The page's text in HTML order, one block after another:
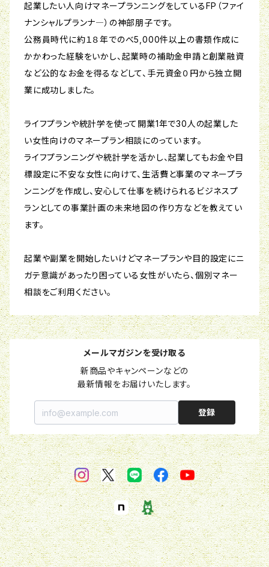
起業したい人向けマネープランニングをしているFP（ファイ
ナンシャルプランナ―）の神部朋子です。
公務員時代に約１８年でのべ5,000件以上の書類作成に
かかわった経験をいかし、起業時の補助金申請と創業融資
など公的なお金を得るなどして、手元資金０円から独立開
業に成功しました。
ライフプランや統計学を使って開業1年で30人の起業した
い女性向けのマネープラン相談にのっています。
ライフプランニングや統計学を活かし、起業してもお金や目
標設定に不安な女性に向けて、生活費と事業のマネープラ
ンニングを作成し、安心して仕事を続けられるビジネスプ
ランとしての事業計画の未来地図の作り方などを教えてい
ます。
起業や副業を開始したいけどマネープランや目的設定にニ
ガテ意識があったり困っている女性がいたら、個別マネー
相談をご利用ください。
メールマガジンを受け取る
新商品やキャンペーンなどの
最新情報をお届けいたします。
登録